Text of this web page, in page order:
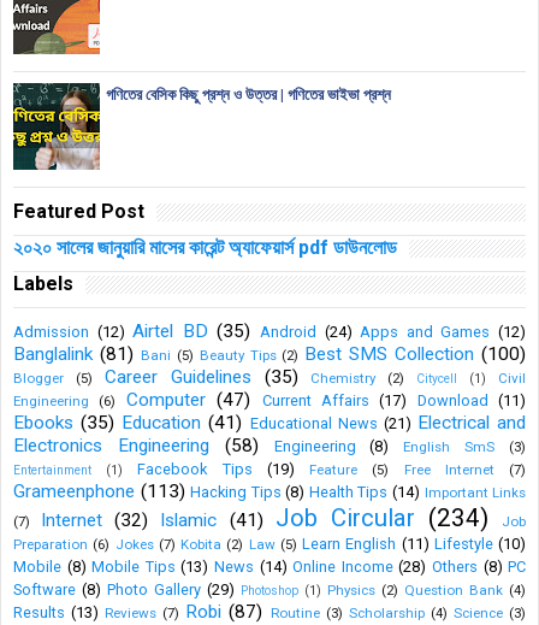
গণিতের বেসিক কিছু প্রশ্ন ও উত্তর | গণিতের ভাইভা প্রশ্ন
Featured Post
২০২০ সালের জানুয়ারি মাসের কারেন্ট অ্যাফেয়ার্স pdf ডাউনলোড
Labels
Admission (12) Airtel BD (35) Android (24) Apps and Games (12)
Banglalink (81) Bani (5) Beauty Tips (2) Best SMS Collection (100)
Blogger (5) Career Guidelines (35) Chemistry (2) Citycell (1)
Civil
Engineering
(6) Computer (47) Current Affairs (17) Download (11)
Ebooks (35) Education (41) Educational News (21) Electrical and
Electronics Engineering
(58) Engineering (8) English SmS (3)
Entertainment (1) Facebook Tips (19) Feature (5) Free Internet (7)
Grameenphone (113) Hacking Tips (8) Health Tips (14) Important Links
(7)
Internet (32) Islamic (41) Job Circular (234)
Job
Preparation (6) Jokes (7) Kobita (2) Law (5) Learn English (11) Lifestyle (10)
Mobile (8) Mobile Tips (13) News (14) Online Income (28) Others (8) PC
Software (8) Photo Gallery (29) Photoshop (1) Physics (2) Question Bank (4)
Results (13) Reviews (7) Robi (87) Routine (3) Scholarship (4) Science (3)